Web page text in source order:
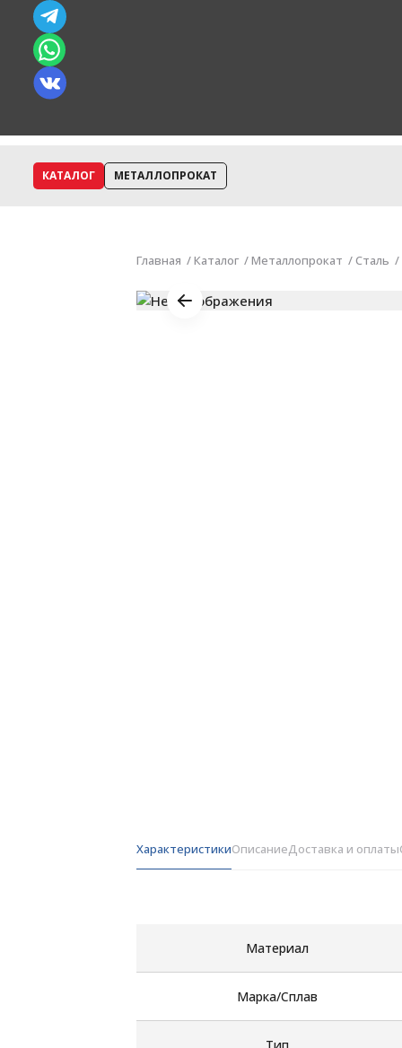
КАТАЛОГ МЕТАЛЛОПРОКАТ
Главная Каталог Металлопрокат Сталь
ХарактеристикиОписаниеДоставка и оплаты
Материал
Марка/Сплав